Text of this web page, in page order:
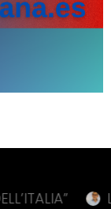
LA RUSSA